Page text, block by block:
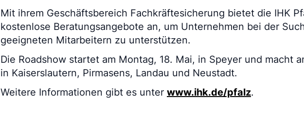
Mit ihrem Geschäftsbereich Fachkräftesicherung bietet die IHK
kostenlose Beratungsangebote an, um Unternehmen bei der
geeigneten Mitarbeitern zu unterstützen.
Die Roadshow startet am Montag, 18. Mai, in Speyer und macht
in Kaiserslautern, Pirmasens, Landau und Neustadt.
Weitere Informationen gibt es unter www.ihk.de/pfalz.